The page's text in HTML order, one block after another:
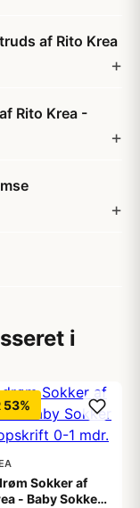
af Rito Krea
Rito Krea -
i
53%
Sokker af
- Baby Sokker